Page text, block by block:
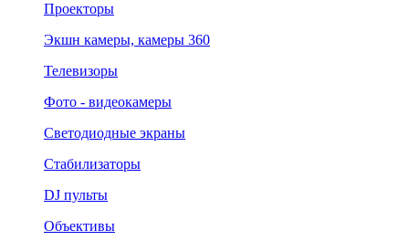
Проекторы
Экшн камеры, камеры 360
Телевизоры
Фото - видеокамеры
Светодиодные экраны
Стабилизаторы
DJ пульты
Объективы